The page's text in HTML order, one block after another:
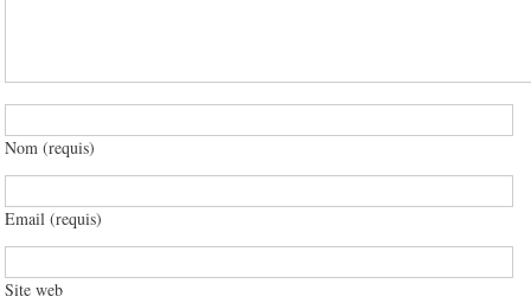
Nom (requis)
Email (requis)
Site web